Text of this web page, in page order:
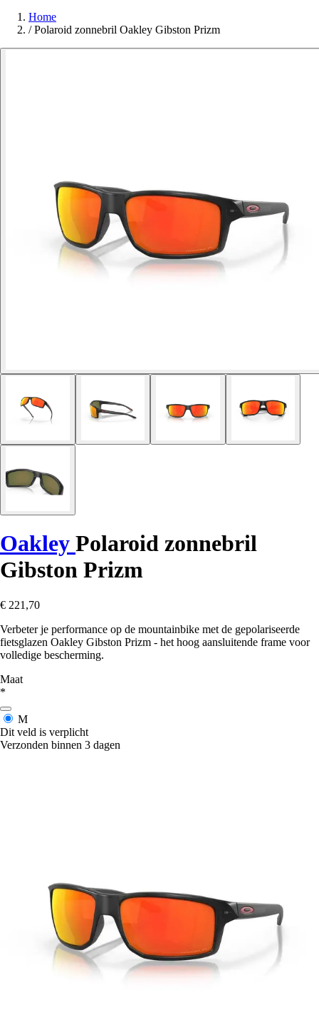
Home
/ Polaroid zonnebril Oakley Gibston Prizm
Oakley Polaroid zonnebril
Gibston Prizm
€ 221,70
Verbeter je performance op de mountainbike met de gepolariseerde
fietsglazen Oakley Gibston Prizm - het hoog aansluitende frame voor
volledige bescherming.
Maat
*
M
Dit veld is verplicht
Verzonden binnen 3 dagen